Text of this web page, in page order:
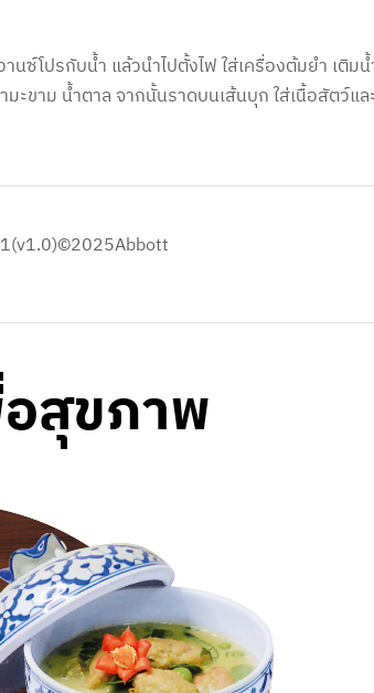
นซ์โปรกับน้ำ แล้วนำไปตั้งไฟ ใส่เครื่องต้มยำ เติม
ะขาม น้ำตาล จากนั้นราดบนเส้นบุก ใส่เนื้อสัตว์แล
อสุขภาพ